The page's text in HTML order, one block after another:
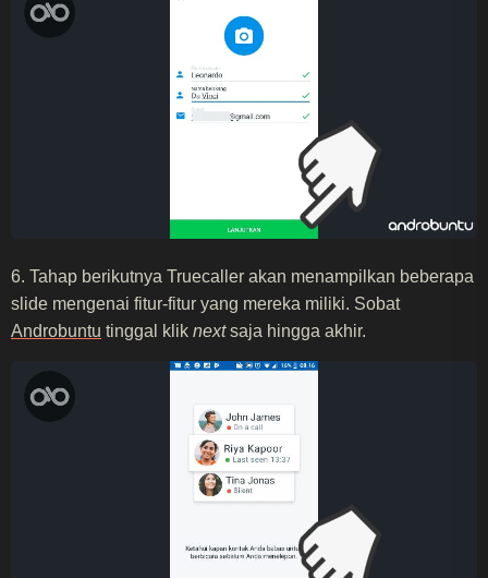
6. Tahap berikutnya Truecaller akan menampilkan beberapa
slide mengenai fitur-fitur yang mereka miliki. Sobat
Androbuntu tinggal klik nextsaja hingga akhir.